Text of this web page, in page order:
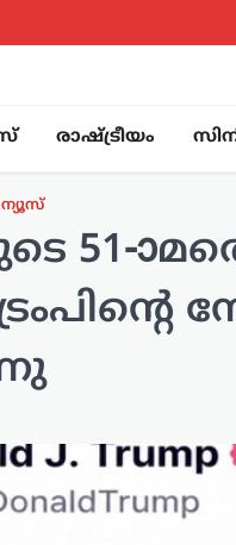
രാഷ്ട്രീയം
ന്യൂസ്
51-